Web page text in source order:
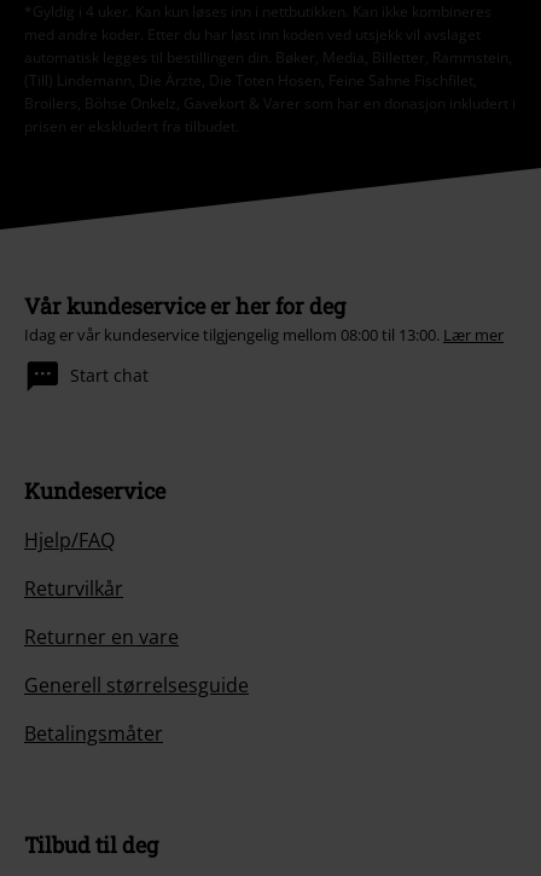
*Gyldig i 4 uker. Kan kun løses inn i nettbutikken. Kan ikke kombineres
med andre koder. Etter du har løst inn koden ved utsjekk vil avslaget
automatisk legges til bestillingen din. Bøker, Media, Billetter, Rammstein,
(Till) Lindemann, Die Ärzte, Die Toten Hosen, Feine Sahne Fischfilet,
Broilers, Böhse Onkelz, Gavekort & Varer som har en donasjon inkludert i
prisen er ekskludert fra tilbudet.
Vår kundeservice er her for deg
Idag er vår kundeservice tilgjengelig mellom 08:00 til 13:00. Lær mer
Start chat
Kundeservice
Hjelp/FAQ
Returvilkår
Returner en vare
Generell størrelsesguide
Betalingsmåter
Tilbud til deg